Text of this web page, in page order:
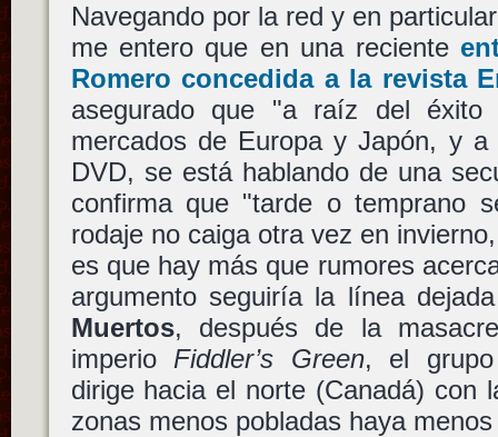
Navegando por la red y en
me entero que en una reciente
Romero concedida a la revista
asegurado que "a raíz del
mercados de Europa y Japón, y
DVD, se está hablando de una
confirma que "tarde o temprano
rodaje no caiga otra vez en
es que hay más que rumores
argumento seguiría la línea
Muertos, después de la
imperio Fiddler’s Green, el grupo
dirige hacia el norte (Canadá) con
zonas menos pobladas haya